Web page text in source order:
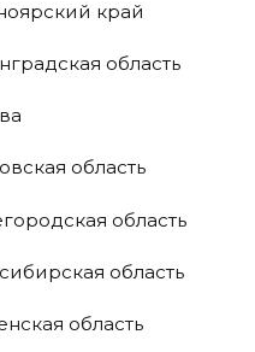
край
область
область
область
область
область